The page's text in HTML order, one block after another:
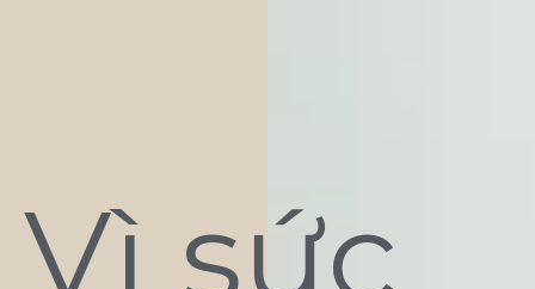
Vì sức